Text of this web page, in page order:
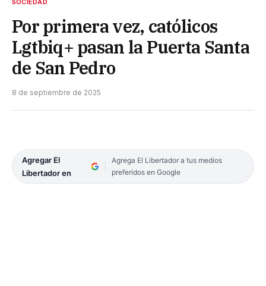
Por primera vez, católicos
Lgtbiq+ pasan la Puerta Santa
de San Pedro
8 de septiembre de 2025
Agregar El
Libertador en
Agrega El Libertador a tus medios
preferidos en Google